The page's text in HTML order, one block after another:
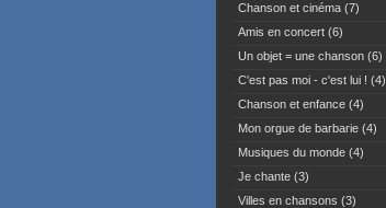
Chanson et cinéma (7)
Amis en concert (6)
Un objet = une chanson (6)
C'est pas moi - c'est lui ! (4)
Chanson et enfance (4)
Mon orgue de barbarie (4)
Musiques du monde (4)
Je chante (3)
Villes en chansons (3)